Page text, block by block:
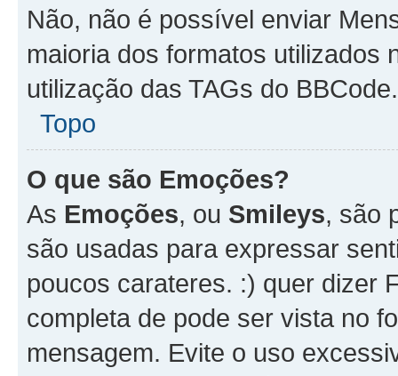
Não, não é possível enviar
maioria dos formatos utilizados
utilização das TAGs do BBCode.
Topo
O que são Emoções?
As Emoções, ou Smileys, são
são usadas para expressar
poucos carateres. :) quer dizer
completa de pode ser vista no
mensagem. Evite o uso